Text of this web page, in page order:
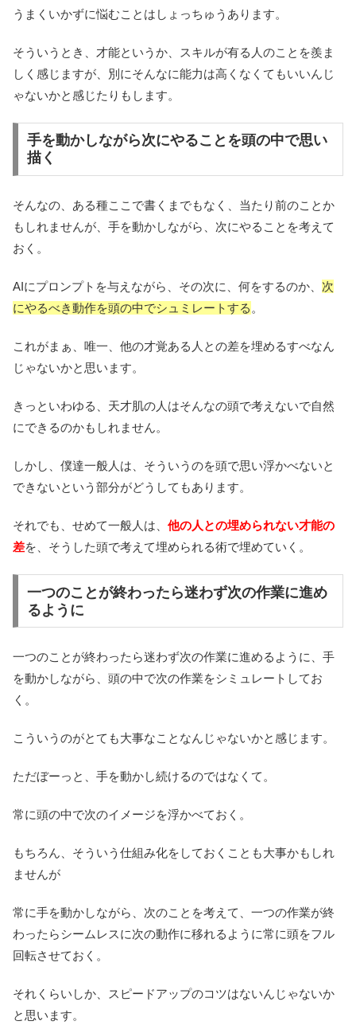
うまくいかずに悩むことはしょっちゅうあります。
そういうとき、才能というか、スキルが有る人のことを羨ま
しく感じますが、別にそんなに能力は高くなくてもいいんじ
ゃないかと感じたりもします。
手を動かしながら次にやることを頭の中で思い
描く
そんなの、ある種ここで書くまでもなく、当たり前のことか
もしれませんが、手を動かしながら、次にやることを考えて
おく。
AIにプロンプトを与えながら、その次に、何をするのか、 次
にやるべき動作を頭の中でシュミレートする 。
これがまぁ、唯一、他の才覚ある人との差を埋めるすべなん
じゃないかと思います。
きっといわゆる、天才肌の人はそんなの頭で考えないで自然
にできるのかもしれません。
しかし、僕達一般人は、そういうのを頭で思い浮かべないと
できないという部分がどうしてもあります。
それでも、せめて一般人は、 他の人との埋められない才能の
差を、そうした頭で考えて埋められる術で埋めていく。
一つのことが終わったら迷わず次の作業に進め
るように
一つのことが終わったら迷わず次の作業に進めるように、手
を動かしながら、頭の中で次の作業をシミュレートしてお
く。
こういうのがとても大事なことなんじゃないかと感じます。
ただぼーっと、手を動かし続けるのではなくて。
常に頭の中で次のイメージを浮かべておく。
もちろん、そういう仕組み化をしておくことも大事かもしれ
ませんが
常に手を動かしながら、次のことを考えて、一つの作業が終
わったらシームレスに次の動作に移れるように常に頭をフル
回転させておく。
それくらいしか、スピードアップのコツはないんじゃないか
と思います。